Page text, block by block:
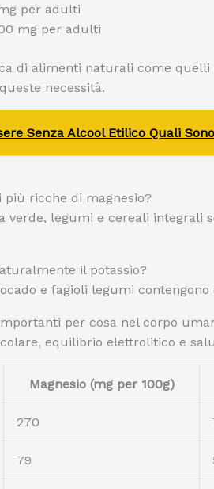
per adulti
mg per adulti
di alimenti naturali come quelli
necessità.
Senza Alcool Etilico Quali
ricche di magnesio?
verde, legumi e cereali integrali
il potassio?
e fagioli legumi
per cosa nel corpo
equilibrio elettrolitico e
Magnesio (mg per 100g)
270
79